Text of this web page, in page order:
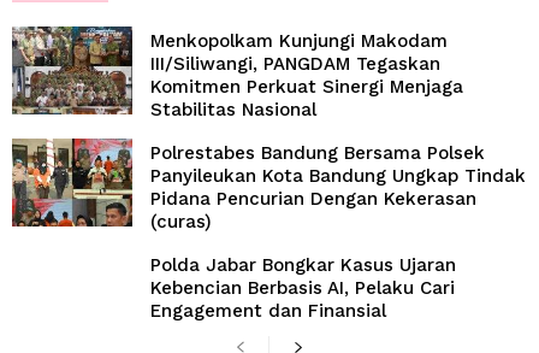
Menkopolkam Kunjungi Makodam
III/Siliwangi, PANGDAM Tegaskan
Komitmen Perkuat Sinergi Menjaga
Stabilitas Nasional
Polrestabes Bandung Bersama Polsek
Panyileukan Kota Bandung Ungkap Tindak
Pidana Pencurian Dengan Kekerasan
(curas)
Polda Jabar Bongkar Kasus Ujaran
Kebencian Berbasis AI, Pelaku Cari
Engagement dan Finansial